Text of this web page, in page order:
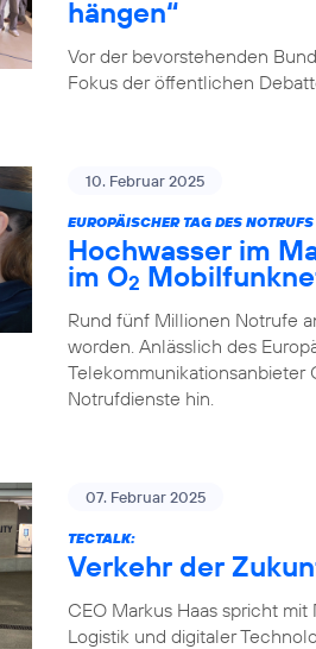
hängen“
Vor der bevorstehenden
Fokus der öffentlichen
10. Februar 2025
EUROPÄISCHER TAG DES NOTRUFS
Hochwasser im
im O2
Rund fünf Millionen Notrufe
worden. Anlässlich des
Telekommunikationsanbieter
Notrufdienste hin.
07. Februar 2025
TECTALK:
Verkehr der
CEO Markus Haas spricht
Logistik und digitaler